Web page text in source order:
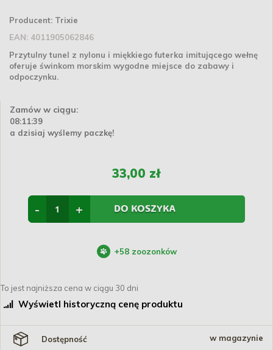
Producent: Trixie
EAN: 4011905062846
Przytulny tunel z nylonu i miękkiego futerka imitującego wełnę
oferuje świnkom morskim wygodne miejsce do zabawy i
odpoczynku.
Zamów w ciągu:
08:11:39
a dzisiaj wyślemy paczkę!
33,00 zł
+
- DO KOSZYKA
+58 zoozonków
To jest najniższa cena w ciągu 30 dni
Wyświetl historyczną cenę produktu
Dostępność w magazynie